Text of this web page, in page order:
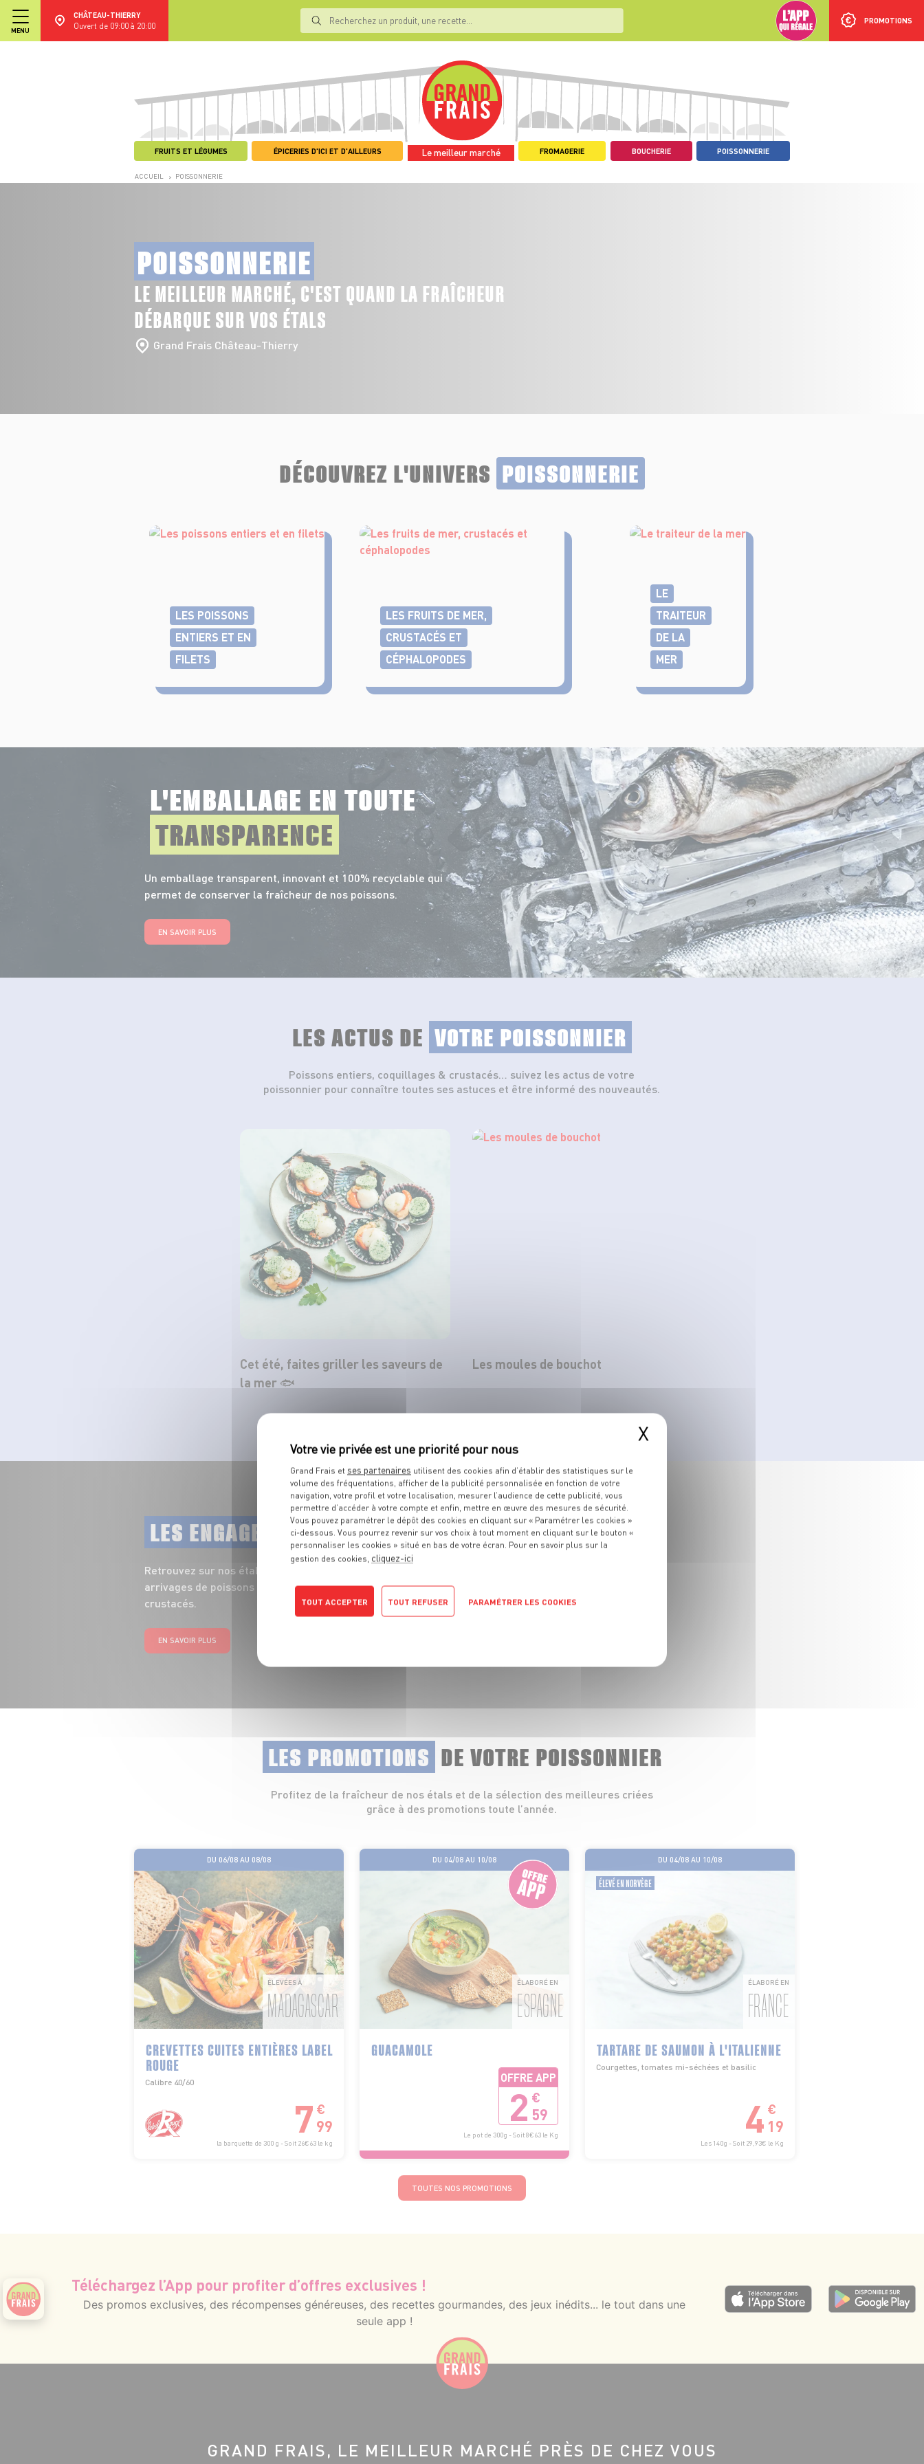
MENU
CHÂTEAU-THIERRY
Ouvert de 09:00 à 20:00
PROMOTIONS
FRUITS ET LÉGUMES ÉPICERIES D'ICI ET D'AILLEURS Le meilleur marché FROMAGERIE BOUCHERIE POISSONNERIE
ACCUEIL > POISSONNERIE
POISSONNERIE
LE MEILLEUR MARCHÉ, C'EST QUAND LA FRAÎCHEUR
DÉBARQUE SUR VOS ÉTALS
Grand Frais Château-Thierry
DÉCOUVREZ L'UNIVERS POISSONNERIE
LES POISSONS
ENTIERS ET EN
FILETS
LES FRUITS DE MER,
CRUSTACÉS ET
CÉPHALOPODES
LE
TRAITEUR
DE LA
MER
L'EMBALLAGE EN TOUTE
TRANSPARENCE
Un emballage transparent, innovant et 100% recyclable qui
permet de conserver la fraîcheur de nos poissons.
EN SAVOIR PLUS
LES ACTUS DE VOTRE POISSONNIER
Poissons entiers, coquillages & crustacés… suivez les actus de votre
poissonnier pour connaître toutes ses astuces et être informé des nouveautés.
Cet été, faites griller les saveurs de
la mer 🐟
Les moules de bouchot
LES ENGAGEMENTSDE VOTRE POISSONNIER
Retrouvez sur nos étals toute la fraîcheur de nos
arrivages de poissons entiers, filets, coquillages et
crustacés.
EN SAVOIR PLUS
LES PROMOTIONS DE VOTRE POISSONNIER
Profitez de la fraîcheur de nos étals et de la sélection des meilleures criées
grâce à des promotions toute l’année.
DU 06/08 AU 08/08
ÉLEVÉES À
MADAGASCAR
CREVETTES CUITES ENTIÈRES LABEL
ROUGE
Calibre 40/60
7 €
99
la barquette de 300 g - Soit 26€63 le kg
DU 04/08 AU 10/08
ÉLABORÉ EN
ESPAGNE
GUACAMOLE
OFFRE APP
2 €
59
Le pot de 300g - Soit 8€63 le Kg
DU 04/08 AU 10/08
ÉLEVÉ EN NORVÈGE
ÉLABORÉ EN
FRANCE
TARTARE DE SAUMON À L'ITALIENNE
Courgettes, tomates mi-séchées et basilic
4 €
19
Les 140g - Soit 29,93€ le Kg
TOUTES NOS PROMOTIONS
Téléchargez l’App pour profiter d’offres exclusives !
Des promos exclusives, des récompenses généreuses, des recettes gourmandes, des jeux inédits... le tout dans une
seule app !
GRAND FRAIS, LE MEILLEUR MARCHÉ PRÈS DE CHEZ VOUS
X
Grand Frais et ses partenaires utilisent des cookies afin d’établir des statistiques sur le
volume des fréquentations, afficher de la publicité personnalisée en fonction de votre
navigation, votre profil et votre localisation, mesurer l’audience de cette publicité, vous
permettre d’accéder à votre compte et enfin, mettre en œuvre des mesures de sécurité.
Vous pouvez paramétrer le dépôt des cookies en cliquant sur « Paramétrer les cookies »
ci-dessous. Vous pourrez revenir sur vos choix à tout moment en cliquant sur le bouton «
personnaliser les cookies » situé en bas de votre écran. Pour en savoir plus sur la
gestion des cookies, cliquez-ici
TOUT ACCEPTER TOUT REFUSER PARAMÉTRER LES COOKIES